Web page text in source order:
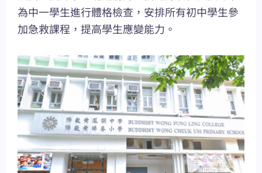
為中一學生進行體格檢查，安排所有初中學生參
加急救課程，提高學生應變能力。